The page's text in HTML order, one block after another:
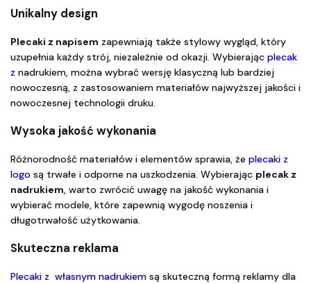
Unikalny design
Plecaki z napisem zapewniają także stylowy wygląd, który
uzupełnia każdy strój, niezależnie od okazji. Wybierając plecak
z nadrukiem, można wybrać wersję klasyczną lub bardziej
nowoczesną, z zastosowaniem materiałów najwyższej jakości i
nowoczesnej technologii druku.
Wysoka jakość wykonania
Różnorodność materiałów i elementów sprawia, że plecaki z
logo są trwałe i odporne na uszkodzenia. Wybierając plecak z
nadrukiem, warto zwrócić uwagę na jakość wykonania i
wybierać modele, które zapewnią wygodę noszenia i
długotrwałość użytkowania.
Skuteczna reklama
Plecaki z własnym nadrukiem są skuteczną formą reklamy dla